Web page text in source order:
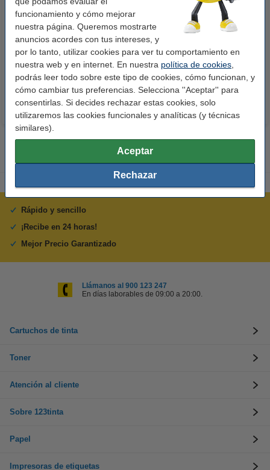
funcionamiento y cómo mejorar
nuestra página. Queremos mostrarte
anuncios acordes con tus intereses, y
por lo tanto, utilizar cookies para ver tu comportamiento en
nuestra web y en internet. En nuestra política de cookies
podrás leer todo sobre este tipo de cookies, cómo funcionan, y
cómo cambiar tus preferencias. Selecciona ''Aceptar'' para
consentirlas. Si decides rechazar estas cookies, solo
utilizaremos las cookies funcionales y analíticas (y técnicas
similares).
Aceptar
Rechazar
123tinta Papel fotográfico
Premium Glossy brillo alto | 10 x
15 cm | 260g | 100 hojas
10,50 € Incl. 21% IVA
123tinta Pilas Alcalinas Xtreme
Power AA - LR06 - MN1500 - 24
unidades
14,50 € Incl. 21% IVA
Rápido y sencillo
¡Recibe en 24 horas!
Mejor Precio Garantizado
Llámanos al 900 123 247
En días laborables de 09:00 a 20:00.
Cartuchos de tinta
Toner
Atención al cliente
Sobre 123tinta
Papel
Impresoras de etiquetas